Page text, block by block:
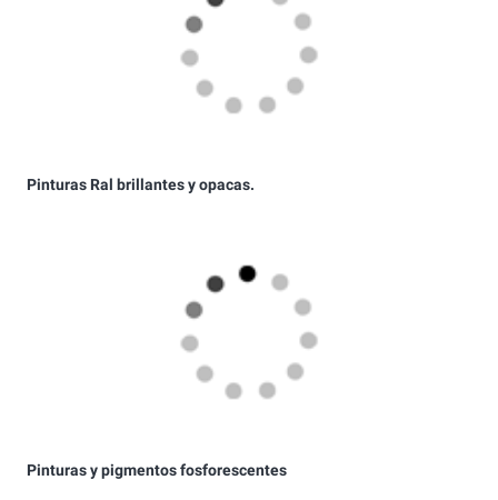
Pinturas y pigmentos fosforescentes
Pinturas y pigmentos reflectantes